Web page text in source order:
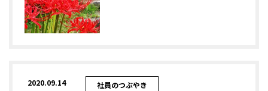
2020.09.14 社員のつぶやき